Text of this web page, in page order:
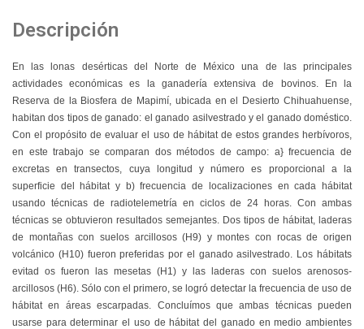
Descripción
En las lonas desérticas del Norte de México una de las principales
actividades económicas es la ganadería extensiva de bovinos. En la
Reserva de la Biosfera de Mapimí, ubicada en el Desierto Chihuahuense,
habitan dos tipos de ganado: el ganado asilvestrado y el ganado doméstico.
Con el propósito de evaluar el uso de hábitat de estos grandes herbívoros,
en este trabajo se comparan dos métodos de campo: a} frecuencia de
excretas en transectos, cuya longitud y número es proporcional a la
superficie del hábitat y b) frecuencia de localizaciones en cada hábitat
usando técnicas de radiotelemetría en ciclos de 24 horas. Con ambas
técnicas se obtuvieron resultados semejantes. Dos tipos de hábitat, laderas
de montañas con suelos arcillosos (H9) y montes con rocas de origen
volcánico (H10) fueron preferidas por el ganado asilvestrado. Los hábitats
evitad os fueron las mesetas (H1) y las laderas con suelos arenosos-
arcillosos (H6). Sólo con el primero, se logró detectar la frecuencia de uso de
hábitat en áreas escarpadas. Concluímos que ambas técnicas pueden
usarse para determinar el uso de hábitat del ganado en medio ambientes